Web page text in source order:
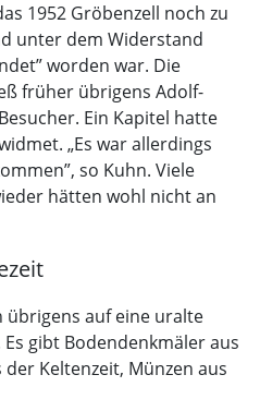
1952 Gröbenzell noch zu
unter dem Widerstand
worden war. Die
früher übrigens Adolf-
Ein Kapitel hatte
„Es war allerdings
so Kuhn. Viele
hätten wohl nicht an
übrigens auf eine uralte
gibt Bodendenkmäler aus
Keltenzeit, Münzen aus